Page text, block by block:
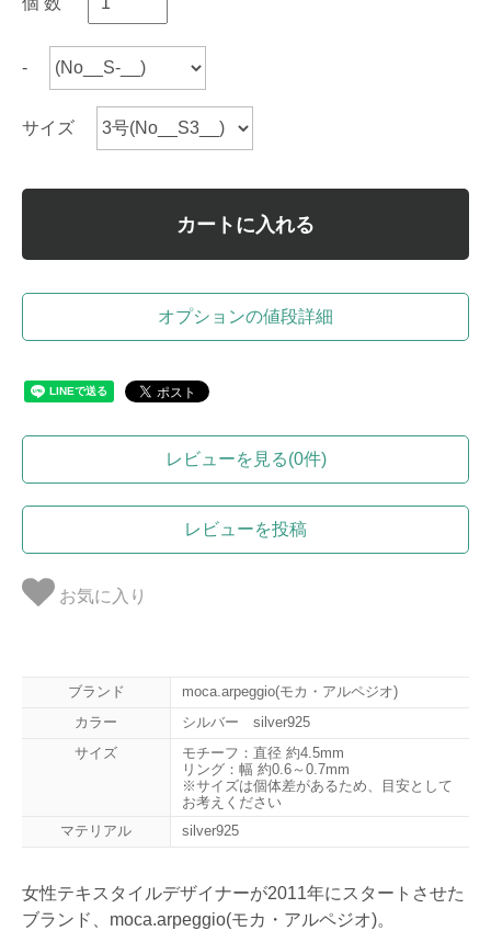
-
サイズ
カートに入れる
オプションの値段詳細
レビューを見る(0件)
レビューを投稿
お気に入り
ブランド
moca.arpeggio(モカ・アルペジオ)
カラー
シルバー silver925
サイズ
モチーフ：直径 約4.5mm
リング：幅 約0.6～0.7mm
※サイズは個体差があるため、目安として
お考えください
マテリアル
silver925
女性テキスタイルデザイナーが2011年にスタートさせた
ブランド、moca.arpeggio(モカ・アルペジオ)。